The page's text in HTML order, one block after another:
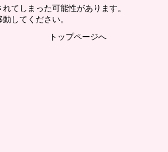
てしまった可能性があります。
してください。
トップページへ